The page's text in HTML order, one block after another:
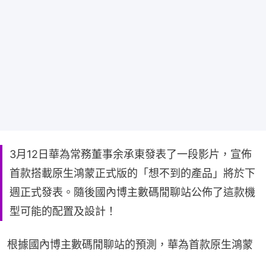
3月12日華為常務董事余承東發表了一段影片，宣佈
首款搭載原生鴻蒙正式版的「想不到的產品」將於下
週正式發表。隨後國內博主數碼閒聊站公佈了這款機
型可能的配置及設計！
根據國內博主數碼閒聊站的預測，華為首款原生鴻蒙